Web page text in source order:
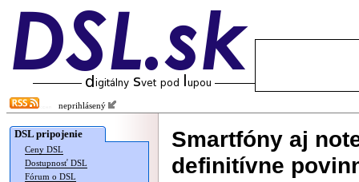
neprihlásený
DSL pripojenie
Ceny DSL
Dostupnosť DSL
Fórum o DSL
Smartfóny aj
definitívne